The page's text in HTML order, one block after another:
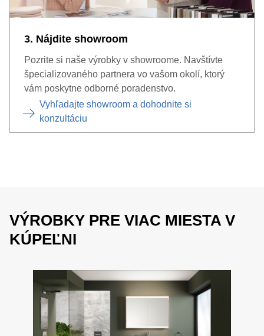
3. Nájdite showroom
Pozrite si naše výrobky v showroome. Navštívte
špecializovaného partnera vo vašom okolí, ktorý
vám poskytne odborné poradenstvo.
Vyhľadajte showroom a dohodnite si
konzultáciu
VÝROBKY PRE VIAC MIESTA V
KÚPEĽNI